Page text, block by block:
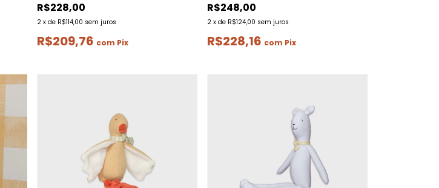
R$228,00
2 x de R$114,00 sem juros
R$209,76 com Pix
R$248,00
2 x de R$124,00 sem juros
R$228,16 com Pix